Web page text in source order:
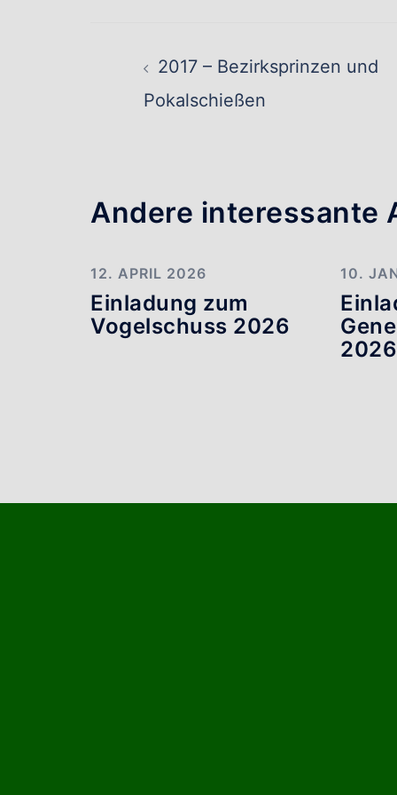
2017 – Bezirksprinzen und
Pokalschießen
Andere interessante
12. APRIL 2026
Einladung zum
Vogelschuss 2026
10.
2026